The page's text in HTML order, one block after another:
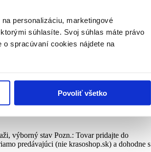
personalizáciu, marketingové
súhlasíte. Svoj súhlas máte právo
spracúvaní cookies nájdete na
Povoliť všetko
výborný stav Pozn.: Tovar pridajte do
predávajúci (nie krasoshop.sk) a dohodne s